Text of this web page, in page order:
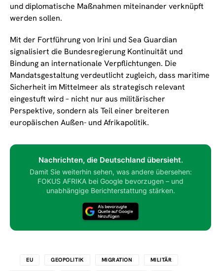
und diplomatische Maßnahmen miteinander verknüpft
werden sollen.
Mit der Fortführung von Irini und Sea Guardian
signalisiert die Bundesregierung Kontinuität und
Bindung an internationale Verpflichtungen. Die
Mandatsgestaltung verdeutlicht zugleich, dass maritime
Sicherheit im Mittelmeer als strategisch relevant
eingestuft wird – nicht nur aus militärischer
Perspektive, sondern als Teil einer breiteren
europäischen Außen- und Afrikapolitik.
Nachrichten, die Deutschland übersieht.
Damit Sie weiterhin sehen, was andere übersehen:
FOKUS AFRIKA bei Google bevorzugen – und
unabhängige Berichterstattung stärken.
EU GEOPOLITIK MIGRATION MILITÄR